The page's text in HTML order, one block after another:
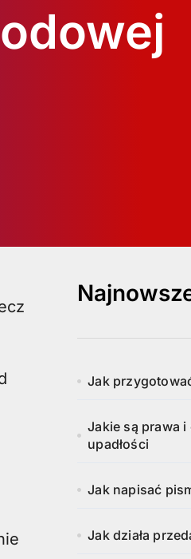
Jak
Jakie są prawa
upadłości
Jak napisać
Jak działa